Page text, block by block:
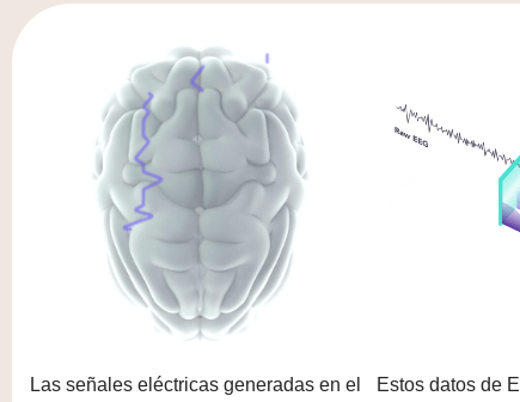
Las señales eléctricas generadas en el
Estos datos de